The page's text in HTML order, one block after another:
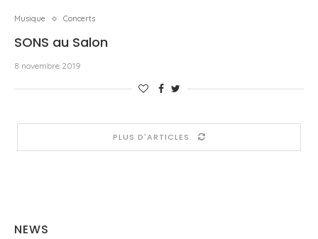
Musique Concerts
SONS au Salon
8 novembre 2019
PLUS D'ARTICLES
NEWS